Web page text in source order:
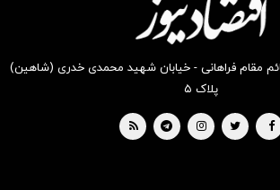
مقام فراهانی - خیابان شهید محمدی خدری (شاهین)
پلاک ۵